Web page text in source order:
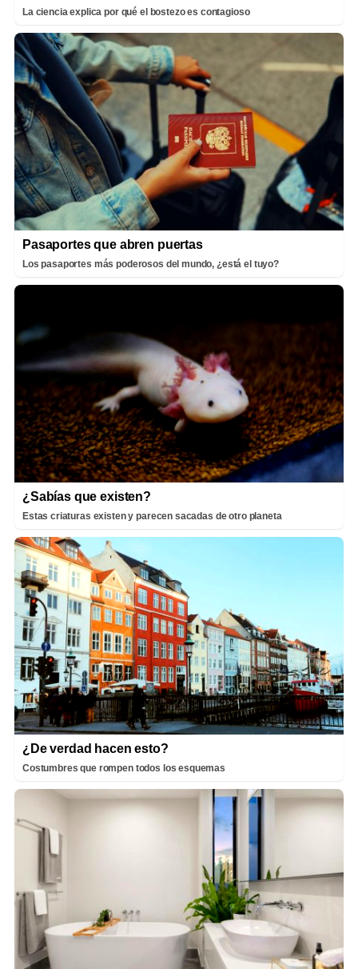
La ciencia explica por qué el bostezo es contagioso
Pasaportes que abren puertas
Los pasaportes más poderosos del mundo, ¿está el tuyo?
¿Sabías que existen?
Estas criaturas existen y parecen sacadas de otro planeta
¿De verdad hacen esto?
Costumbres que rompen todos los esquemas